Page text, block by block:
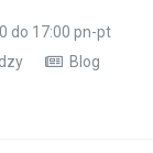
do 17:00 pn-pt
Blog